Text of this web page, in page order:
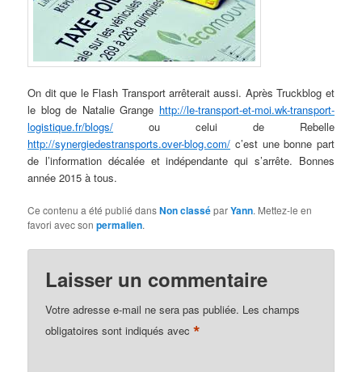
On dit que le Flash Transport arrêterait aussi. Après Truckblog et
le blog de Natalie Grange http://le-transport-et-moi.wk-transport-
logistique.fr/blogs/ ou celui de Rebelle
http://synergiedestransports.over-blog.com/ c’est une bonne part
de l’information décalée et indépendante qui s’arrête. Bonnes
année 2015 à tous.
Ce contenu a été publié dansNon classéparYann. Mettez-le en
favori avec sonpermalien.
Laisser un commentaire
Votre adresse e-mail ne sera pas publiée. Les champs
obligatoires sont indiqués avec*